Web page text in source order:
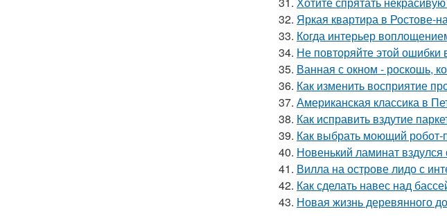
32. Яркая квартира в Ростове-
33. Когда интерьер
34. Не повторяйте этой ошибки
35. Ванная с окном - роскошь,
36. Как изменить восприятие
37. Американская классика в
38. Как исправить вздутие
39. Как выбрать моющий робот-
40. Новенький ламинат вздулся
41. Вилла на острове лидо с
42. Как сделать навес над
43. Новая жизнь деревянного